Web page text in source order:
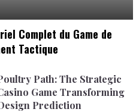
Complet du Game de
Tactique
Path: The Strategic
Game Transforming
Prediction